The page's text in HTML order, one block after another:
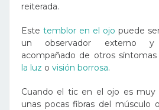
reiterada.
Este temblor en el ojo puede
un observador externo y
acompañado de otros
la luz o visión borrosa.
Cuando el tic en el ojo es muy
unas pocas fibras del músculo